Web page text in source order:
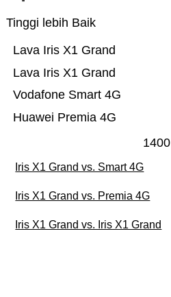
Tinggi lebih Baik
Huawei Premia 4G
Vodafone Smart 4G
Lava Iris X1 Grand
Lava Iris X1 Grand
1400
Iris X1 Grand vs. Smart 4G
Iris X1 Grand vs. Premia 4G
Iris X1 Grand vs. Iris X1 Grand